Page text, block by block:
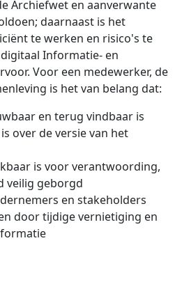
Archiefwet en aanverwante
daarnaast is het
te werken en risico's te
Informatie- en
Voor een medewerker, de
is het van belang dat:
en terug vindbaar is
over de versie van het
is voor verantwoording,
veilig geborgd
en stakeholders
door tijdige vernietiging en